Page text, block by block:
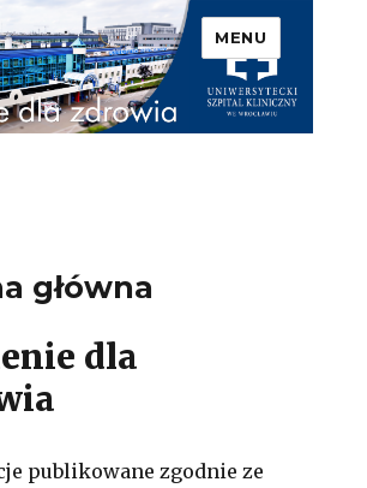
Szpital
we Wrocławiu –
dla zdrowia
MENU
główna
dla
publikowane zgodnie ze